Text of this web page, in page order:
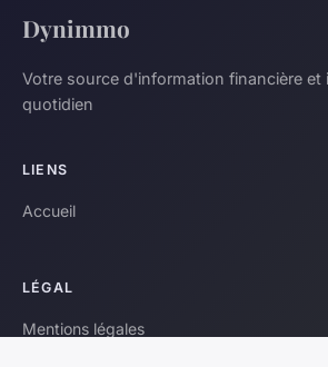
Dynimmo
Votre source d'information financière et
quotidien
LIENS
Accueil
LÉGAL
Mentions légales